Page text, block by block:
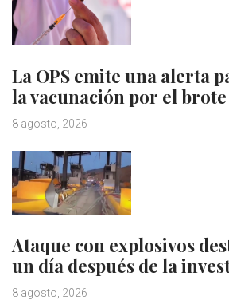
La OPS emite una alerta
la vacunación por el
8 agosto, 2026
Ataque con explosivos
un día después de la
8 agosto, 2026